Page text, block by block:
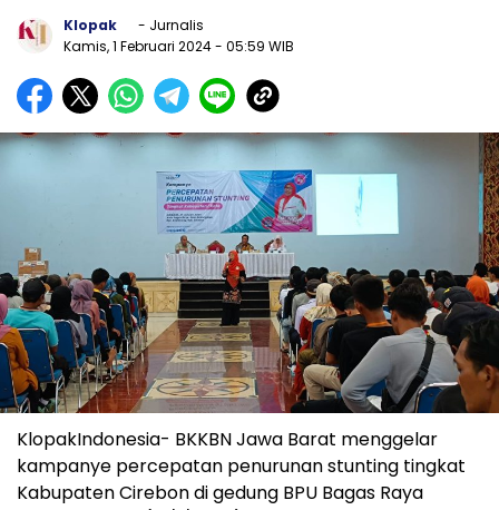
Klopak
- Jurnalis
Kamis, 1 Februari 2024- 05:59 WIB
KlopakIndonesia- BKKBN Jawa Barat menggelar
kampanye percepatan penurunan stunting tingkat
Kabupaten Cirebon di gedung BPU Bagas Raya